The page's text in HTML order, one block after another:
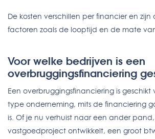
De kosten verschillen per financier en zijn
factoren zoals de looptijd en de mate
Voor welke bedrijven is een
overbruggingsfinanciering
Een overbruggingsfinanciering is geschikt
type onderneming, mits de financiering
is. Of je nu verhuist naar een ander
vastgoedproject ontwikkelt, een groot